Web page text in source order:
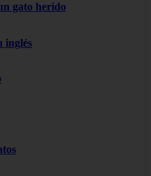
gato herido
inglés